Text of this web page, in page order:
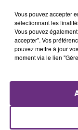
TITRES
4h08
4h08
Vous pouvez accepter
sélectionnant les
Vous pouvez
accepter". Vos
pouvez mettre à jour
moment via le lien